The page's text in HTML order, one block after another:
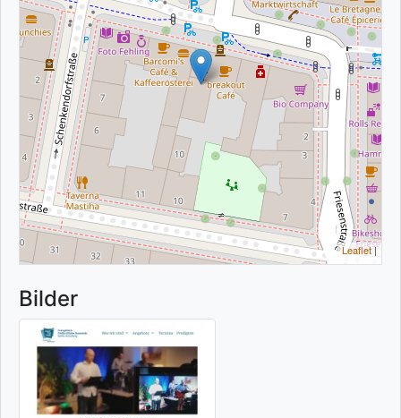
Leaflet|
Bilder